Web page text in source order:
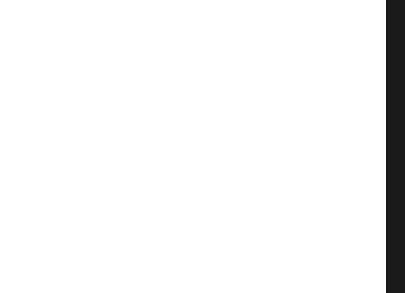
と売上の関係多角的視点で考える内装設計” の